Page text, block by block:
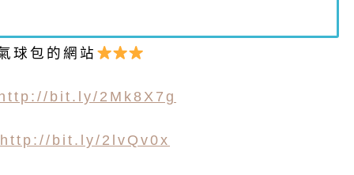
球包的網站
bit.ly/2Mk8X7g
http://bit.ly/2lvQv0x